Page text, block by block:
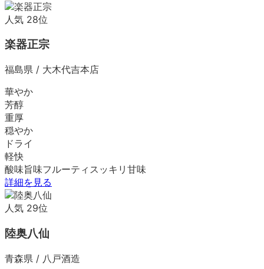
人気 28位
楽器正宗
福島県 / 大木代吉本店
華やか
芳醇
重厚
穏やか
ドライ
軽快
酸味旨味フルーティ スッキリ 甘味
詳細を見る
人気 29位
陸奥八仙
青森県 / 八戸酒造